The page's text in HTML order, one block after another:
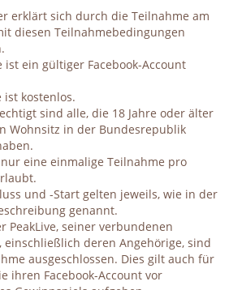
erklärt sich durch die Teilnahme am
diesen Teilnahmebedingungen
ist ein gültiger Facebook-Account
ist kostenlos.
sind alle, die 18 Jahre oder älter
Wohnsitz in der Bundesrepublik
nur eine einmalige Teilnahme pro
und -Start gelten jeweils, wie in der
genannt.
PeakLive, seiner verbundenen
einschließlich deren Angehörige, sind
ausgeschlossen. Dies gilt auch für
ihren Facebook-Account vor